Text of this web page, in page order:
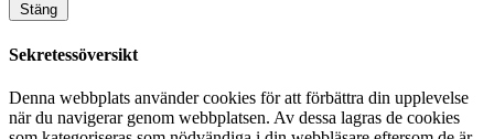
Stäng
Sekretessöversikt
Denna webbplats använder cookies för att förbättra din upplevelse
när du navigerar genom webbplatsen. Av dessa lagras de cookies